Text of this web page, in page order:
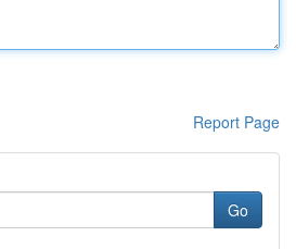
Report Page
Go